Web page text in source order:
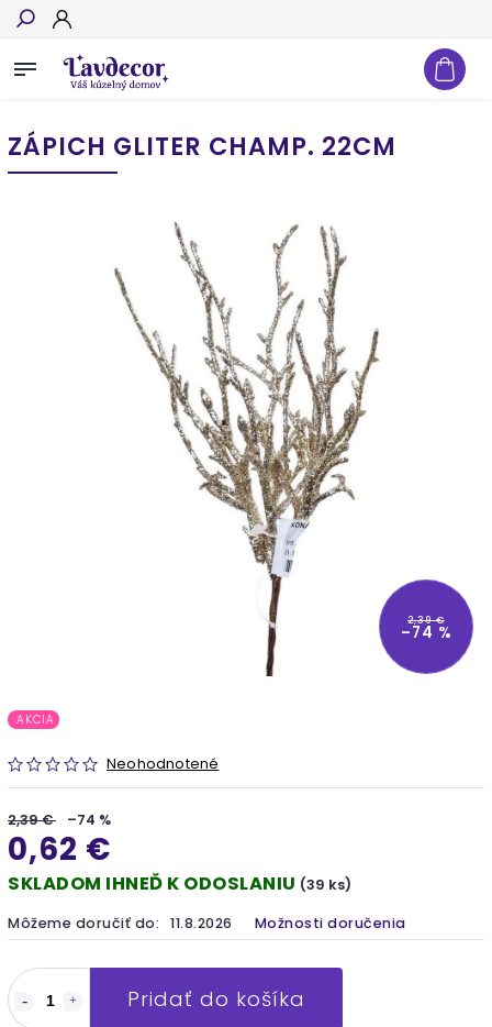
Hľadať
ZÁPICH GLITER CHAMP. 22CM
2,39 €
–74 %
AKCIA
Neohodnotené
2,39 € –74 %
0,62 €
SKLADOM IHNEĎ K ODOSLANIU (39 ks)
Môžeme doručiť do: 11.8.2026 Možnosti doručenia
Pridať do košíka